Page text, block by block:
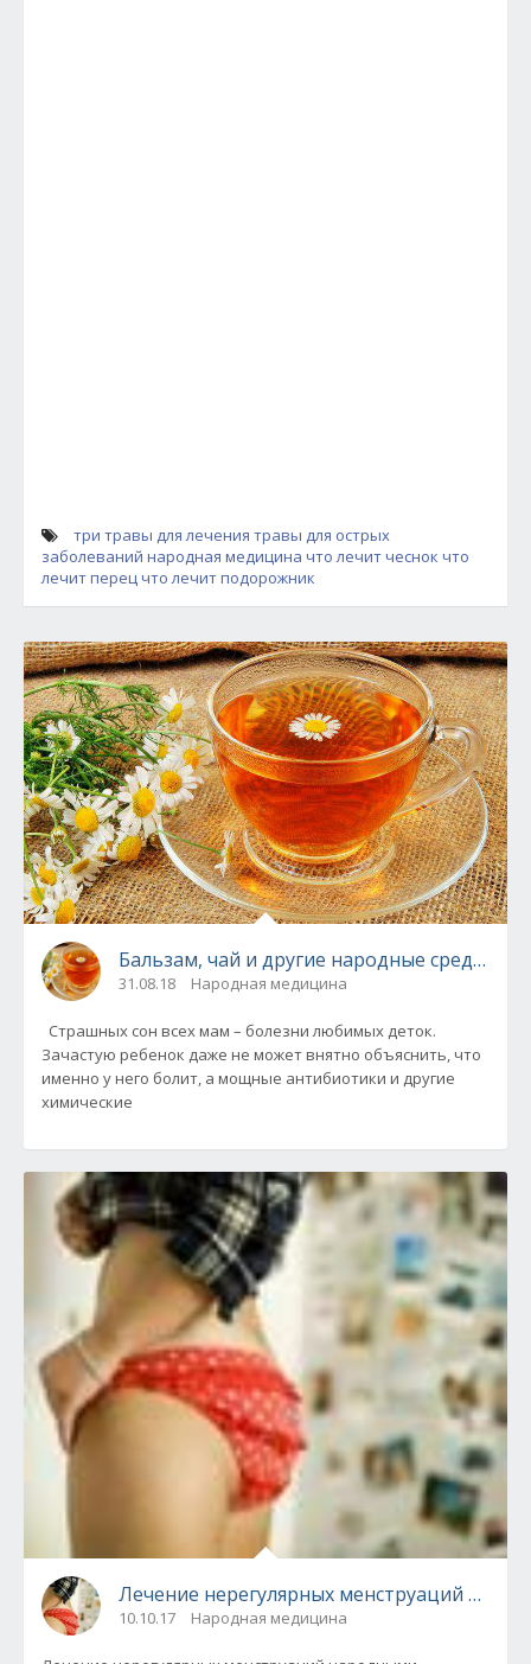
три травы для лечения травы для острых
заболеваний народная медицина что лечит чеснок что
лечит перецчто лечит подорожник
Бальзам, чай и другие народные средства
31.08.18 Народная медицина
Страшных сон всех мам – болезни любимых деток.
Зачастую ребенок даже не может внятно объяснить, что
именно у него болит, а мощные антибиотики и другие
химические
Лечение нерегулярных менструаций
10.10.17 Народная медицина